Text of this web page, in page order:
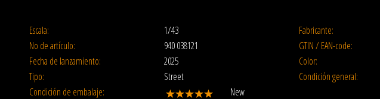
Escala: 1/43 Fabricante:
No de artículo:
940 038121 GTIN / EAN-code:
Fecha de lanzamiento: 2025 Color:
Tipo:
Street Condición general:
Condición de embalaje:
New